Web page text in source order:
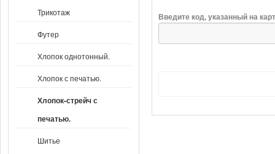
Трикотаж
Футер
Хлопок однотонный.
Хлопок с печатью.
Хлопок-стрейч с
печатью.
Шитье
Введите код, указанный на